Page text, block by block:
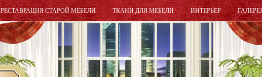
РЕСТАВРАЦИЯ СТАРОЙ МЕБЕЛИ ТКАНИ ДЛЯ МЕБЕЛИ ИНТЕРЬЕР